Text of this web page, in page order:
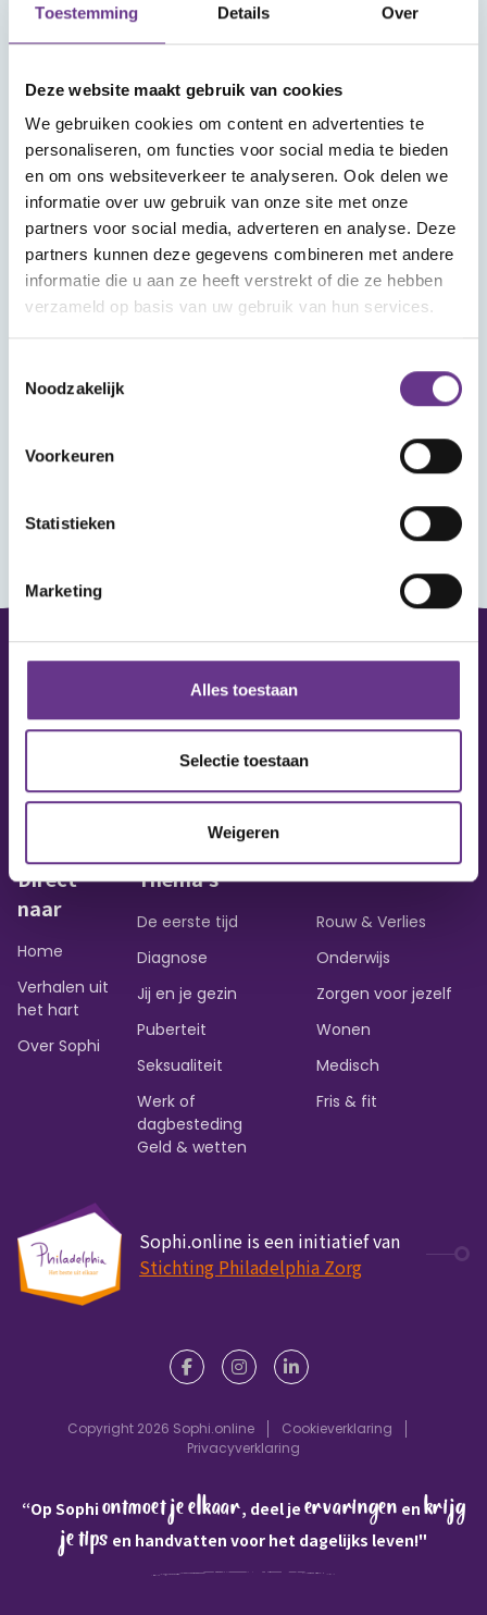
Toestemming Details Over
Deze website maakt gebruik van cookies
We gebruiken cookies om content en advertenties te
personaliseren, om functies voor social media te bieden
en om ons websiteverkeer te analyseren. Ook delen we
informatie over uw gebruik van onze site met onze
partners voor social media, adverteren en analyse. Deze
partners kunnen deze gegevens combineren met andere
informatie die u aan ze heeft verstrekt of die ze hebben
verzameld op basis van uw gebruik van hun services.
Noodzakelijk
Voorkeuren
Statistieken
Marketing
Alles toestaan
Selectie toestaan
Weigeren
toegang toe.
Account aanmaken
Wat vind je in Mijn Sophi?
In Mijn Sophi kan je de artikelen, kijk- en
luistertips en nieuwsitems terugvinden die je
met het hartje als favoriet hebt aangemerkt.
Heb je je aangemeld voor een webinar? Ook
dat vind je hier terug, met het linkje om het
webinar bij te wonen.
Wanneer je ingelogd bent kun je reageren op
Vraag of opmerking?
Heb je een vraag of wil je iets delen?
Contact opnemen
Direct
naar
Home
Verhalen uit
het hart
Over Sophi
Thema's
De eerste tijd
Diagnose
Jij en je gezin
Puberteit
Seksualiteit
Werk of
dagbesteding
Rouw & Verlies
Onderwijs
Zorgen voor jezelf
Wonen
Medisch
Fris & fit
Geld & wetten
Sophi.online is een initiatief van
Stichting Philadelphia Zorg
Copyright 2026 Sophi.online
Cookieverklaring
Privacyverklaring
“Op Sophiontmoet je elkaar, deel je ervaringen en krijg
je tips en handvatten voor het dagelijks leven!"